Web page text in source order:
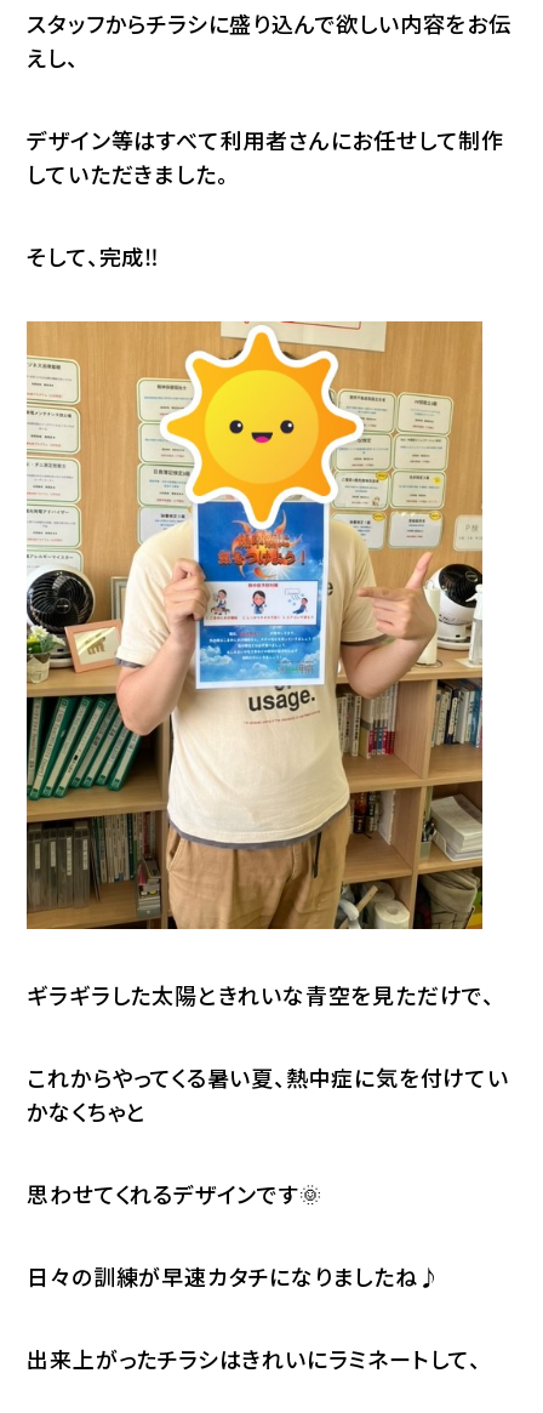
スタッフからチラシに盛り込んで欲しい内容をお伝
えし、
デザイン等はすべて利用者さんにお任せして制作
していただきました。
そして、完成‼
ギラギラした太陽ときれいな青空を見ただけで、
これからやってくる暑い夏、熱中症に気を付けてい
かなくちゃと
思わせてくれるデザインです🌞
日々の訓練が早速カタチになりましたね♪
出来上がったチラシはきれいにラミネートして、